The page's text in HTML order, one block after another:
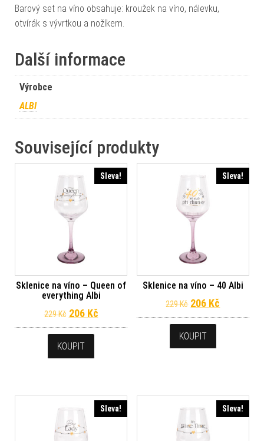
Barový set na víno obsahuje: kroužek na víno, nálevku,
otvírák s vývrtkou a nožíkem.
Další informace
Výrobce
ALBI
Související produkty
Sleva!
Sklenice na víno – Queen of
everything Albi
229Kč Původní cena byla: 229 Kč.
206 KčAktuální cena je: 206 Kč.
KOUPIT
Sleva!
Sklenice na víno – 40 Albi
229Kč Původní cena
206 Kč
KOUPIT
Sleva! Sleva!